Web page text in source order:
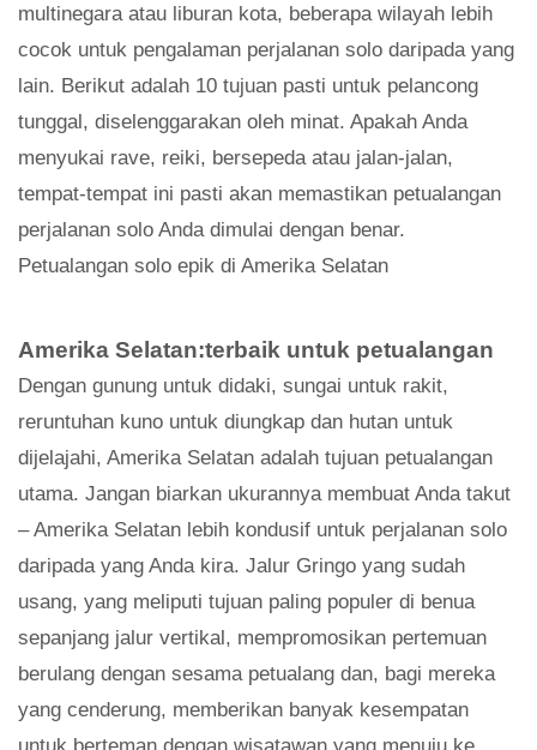
multinegara atau liburan kota, beberapa wilayah lebih
cocok untuk pengalaman perjalanan solo daripada yang
lain. Berikut adalah 10 tujuan pasti untuk pelancong
tunggal, diselenggarakan oleh minat. Apakah Anda
menyukai rave, reiki, bersepeda atau jalan-jalan,
tempat-tempat ini pasti akan memastikan petualangan
perjalanan solo Anda dimulai dengan benar.
Petualangan solo epik di Amerika Selatan
Amerika Selatan:terbaik untuk petualangan
Dengan gunung untuk didaki, sungai untuk rakit,
reruntuhan kuno untuk diungkap dan hutan untuk
dijelajahi, Amerika Selatan adalah tujuan petualangan
utama. Jangan biarkan ukurannya membuat Anda takut
– Amerika Selatan lebih kondusif untuk perjalanan solo
daripada yang Anda kira. Jalur Gringo yang sudah
usang, yang meliputi tujuan paling populer di benua
sepanjang jalur vertikal, mempromosikan pertemuan
berulang dengan sesama petualang dan, bagi mereka
yang cenderung, memberikan banyak kesempatan